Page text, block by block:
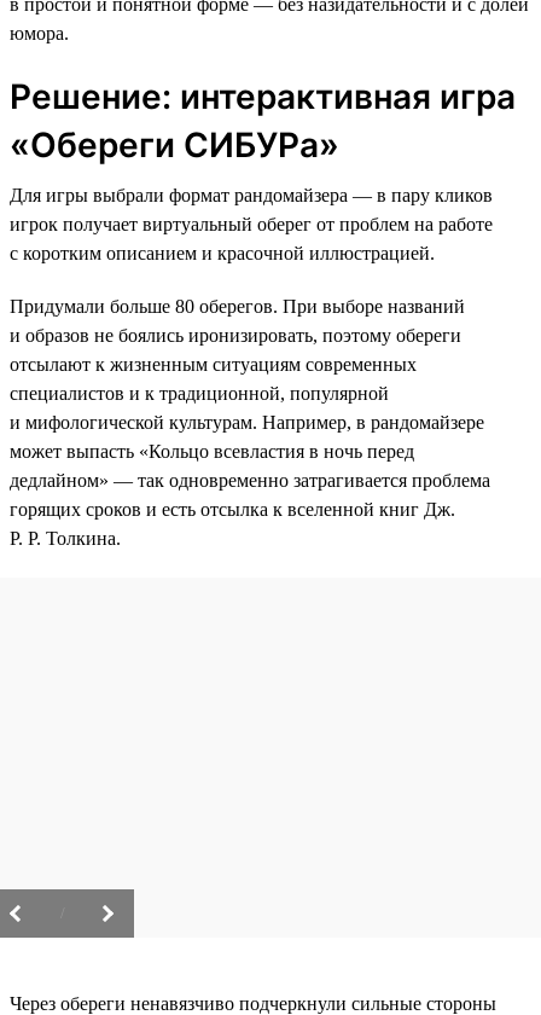
юмора.
Решение: интерактивная игра
«Обереги СИБУРа»
Для игры выбрали формат рандомайзера — в пару кликов
игрок получает виртуальный оберег от проблем на работе
с коротким описанием и красочной иллюстрацией.
Придумали больше 80 оберегов. При выборе названий
и образов не боялись иронизировать, поэтому обереги
отсылают к жизненным ситуациям современных
специалистов и к традиционной, популярной
и мифологической культурам. Например, в рандомайзере
может выпасть «Кольцо всевластия в ночь перед
дедлайном» — так одновременно затрагивается проблема
горящих сроков и есть отсылка к вселенной книг Дж.
Р. Р. Толкина.
Через обереги ненавязчиво подчеркнули сильные стороны